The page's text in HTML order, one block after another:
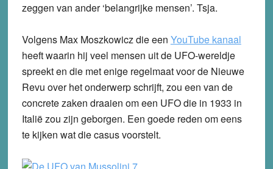
zeggen van ander ‘belangrijke mensen’. Tsja.
Volgens Max Moszkowicz die een YouTube kanaal
heeft waarin hij veel mensen uit de UFO-wereldje
spreekt en die met enige regelmaat voor de Nieuwe
Revu over het onderwerp schrijft, zou een van de
concrete zaken draaien om een UFO die in 1933 in
Italië zou zijn geborgen. Een goede reden om eens
te kijken wat die casus voorstelt.